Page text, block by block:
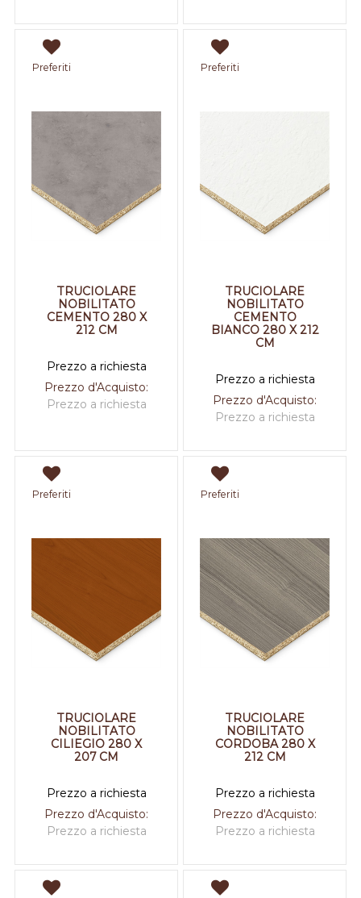
Preferiti
TRUCIOLARE
NOBILITATO
CEMENTO 280 X
212 CM
Prezzo a richiesta
Prezzo d'Acquisto:
Prezzo a richiesta
Preferiti
TRUCIOLARE
NOBILITATO
CEMENTO
BIANCO 280 X 212
CM
Prezzo a richiesta
Prezzo d'Acquisto:
Prezzo a richiesta
Preferiti
TRUCIOLARE
NOBILITATO
CILIEGIO 280 X
207 CM
Prezzo a richiesta
Prezzo d'Acquisto:
Prezzo a richiesta
Preferiti
TRUCIOLARE
NOBILITATO
CORDOBA 280 X
212 CM
Prezzo a richiesta
Prezzo d'Acquisto:
Prezzo a richiesta